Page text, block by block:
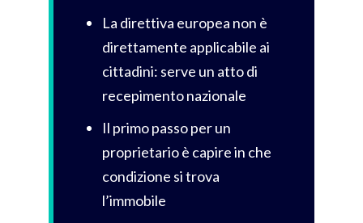
La direttiva europea non è
direttamente applicabile ai
cittadini: serve un atto di
recepimento nazionale
Il primo passo per un
proprietario è capire in che
condizione si trova
l’immobile